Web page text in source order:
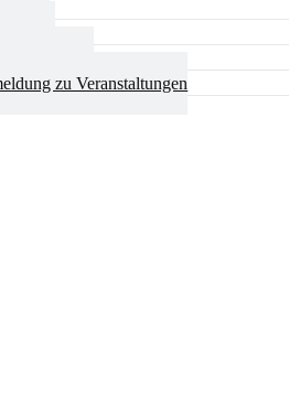
zu Veranstaltungen